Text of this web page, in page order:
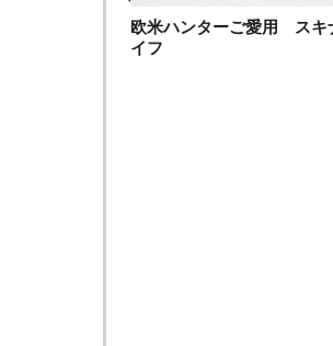
欧米ハンターご愛用 スキ
イフ